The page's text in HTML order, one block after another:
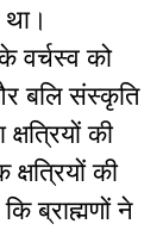
वर्चस्व को
बलि संस्कृति
की
क्षत्रियों की
ब्राह्मणों ने